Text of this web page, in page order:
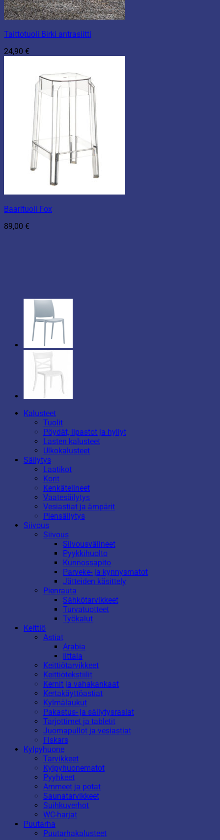
Taittotuoli Birki antrasiitti
24,90 €
Baarituoli Fox
89,00 €
Kalusteet
Tuolit
Pöydät, lipastot ja hyllyt
Lasten kalusteet
Ulkokalusteet
Säilytys
Laatikot
Korit
Kenkätelineet
Vaatesäilytys
Vesiastiat ja ämpärit
Piensäilytys
Siivous
Siivous
Siivousvälineet
Pyykkihuolto
Kunnossapito
Parveke- ja kynnysmatot
Jätteiden käsittely
Pienrauta
Sähkötarvikkeet
Turvatuotteet
Työkalut
Keittiö
Astiat
Arabia
Iittala
Keittiötarvikkeet
Keittiötekstiilit
Kernit ja vahakankaat
Kertakäyttöastiat
Kylmälaukut
Pakastus- ja säilytysrasiat
Tarjottimet ja tabletit
Juomapullot ja vesiastiat
Fiskars
Kylpyhuone
Tarvikkeet
Kylpyhuonematot
Pyyhkeet
Ammeet ja potat
Saunatarvikkeet
Suihkuverhot
WC-harjat
Puutarha
Puutarhakalusteet